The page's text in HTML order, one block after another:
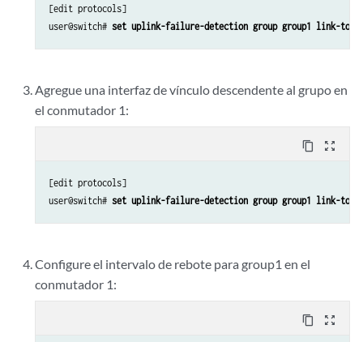
[edit protocols]
user@switch# set uplink-failure-detection group group1 link-to-
Agregue una interfaz de vínculo descendente al grupo en
el conmutador 1:
content_copy zoom_out_map
[edit protocols]
user@switch# set uplink-failure-detection group group1 link-to-
Configure el intervalo de rebote para group1 en el
conmutador 1:
content_copy zoom_out_map